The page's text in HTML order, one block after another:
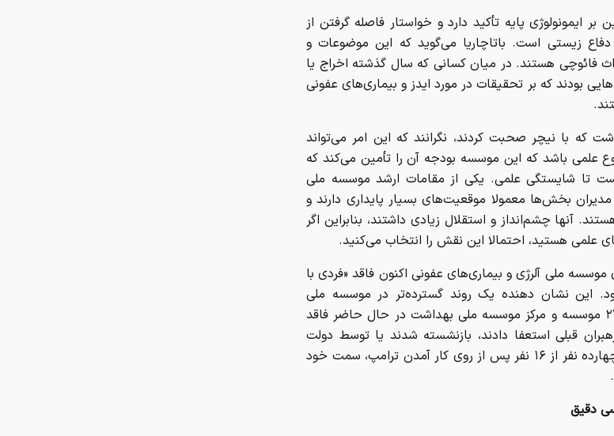
بر ایمونولوژی پایه تأکید دارد و خواستار فاصله گرفتن از
زیستی است. باتاچاریا می‌گوید که این موضوعات و
فائوچی هستند. در میان کسانی که سال گذشته اخراج یا
بودند که بر تحقیقات در مورد ایدز و بیماری‌های عفونی
که با نیچر صحبت کردند، نگرانند که این امر می‌تواند
علمی باشد که این موسسه بودجه آن را تأمین می‌کند که
تا شایستگی علمی. یکی از مقامات ارشد موسسه ملی
بخش‌ها معمولا موقعیت‌های بسیار پایداری دارند و
آنها چشم‌انداز و استقلال زیادی داشتند، بنابراین اگر
علمی هستید، احتمالا این نقش را انتخاب می‌کنید.
رهبری موسسه ملی آلرژی و بیماری‌های عفونی اکنون فاقد «فردی با
این نشان دهنده یک روند گسترده‌تر در موسسه ملی
بهداشت است: ۱۶ نفر از ۲۷ موسسه و مرکز موسسه ملی بهداشت در حال حاضر فاقد
قبلی استعفا دادند، بازنشسته شدند یا توسط دولت
ترامپ عملاً اخراج شدند. چهارده نفر از ۱۶ نفر پس از روی کار آمدن ترامپ، سمت خود
دقیق